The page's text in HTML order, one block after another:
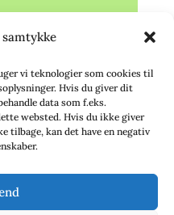
vi teknologier som cookies til
Hvis du giver dit
data som f.eks.
websted. Hvis du ikke giver
kan det have en negativ
(Ö.)
(ÖC)
(VdÜ)